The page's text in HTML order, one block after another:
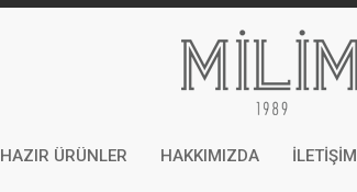
HAZIR ÜRÜNLER HAKKIMIZDA İLETİŞİM